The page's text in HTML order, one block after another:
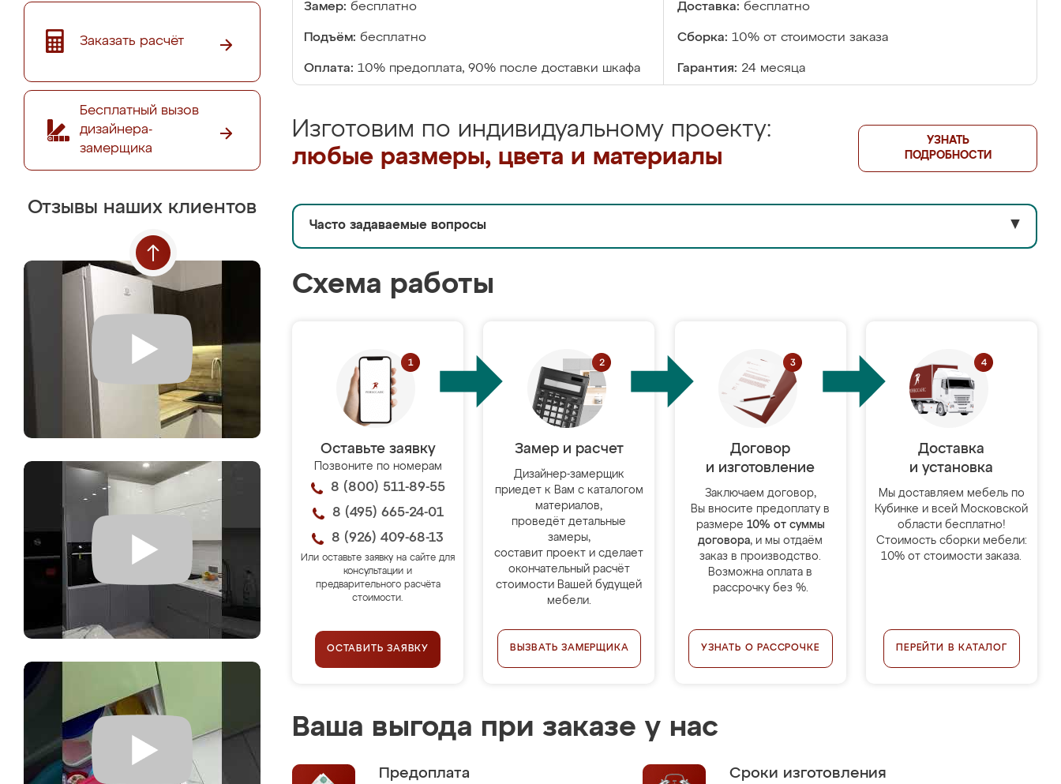
Заказать расчёт
Бесплатный вызов
дизайнера-
замерщика
Отзывы наших клиентов
Замер: бесплатно Доставка: бесплатно
Подъём: бесплатно Сборка: 10% от стоимости заказа
Оплата: 10% предоплата, 90% после доставки шкафа Гарантия: 24 месяца
Изготовим по индивидуальному проекту:
любые размеры, цвета и материалы
УЗНАТЬ
ПОДРОБНОСТИ
Часто задаваемые вопросы ▼
Схема работы
Оставьте заявку
Позвоните по номерам
8 (800) 511-89-55
8 (495) 665-24-01
8 (926) 409-68-13
Или оставьте заявку на сайте для
консультации и
предварительного расчёта
стоимости.
ОСТАВИТЬ ЗАЯВКУ
Замер и расчет
Дизайнер-замерщик
приедет к Вам с каталогом
материалов,
проведёт детальные
замеры,
составит проект и сделает
окончательный расчёт
стоимости Вашей будущей
мебели.
ВЫЗВАТЬ ЗАМЕРЩИКА
Договор
и изготовление
Заключаем договор,
Вы вносите предоплату в
размере 10% от суммы
договора, и мы отдаём
заказ в производство.
Возможна оплата в
рассрочку без %.
УЗНАТЬ О РАССРОЧКЕ
Доставка
и установка
Мы доставляем мебель по
Кубинке и всей Московской
области бесплатно!
Стоимость сборки мебели:
10% от стоимости заказа.
ПЕРЕЙТИ В КАТАЛОГ
Ваша выгода при заказе у нас
Предоплата
Сроки изготовления